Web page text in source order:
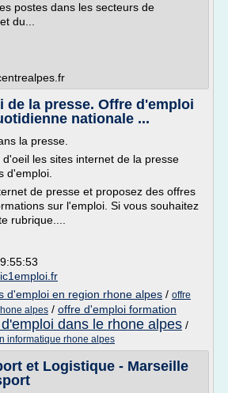
postes dans les secteurs de
du...
de la presse. Offre d'emploi
nationale ...
la presse.
les sites internet de la presse
d'emploi.
de presse et proposez des offres
sur l'emploi. Si vous souhaitez
rubrique....
d'emploi en region rhone alpes / offre
alpes / offre d'emploi formation
dans le rhone alpes /
informatique rhone alpes
et Logistique - Marseille